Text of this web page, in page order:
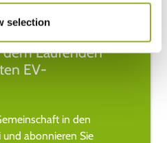
selection
dem Laufenden
EV-
in den
abonnieren Sie